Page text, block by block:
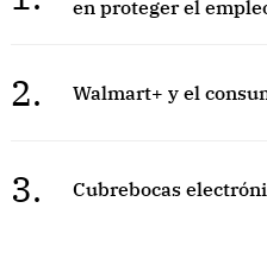
en proteger el
2. Walmart+ y el
3. Cubrebocas